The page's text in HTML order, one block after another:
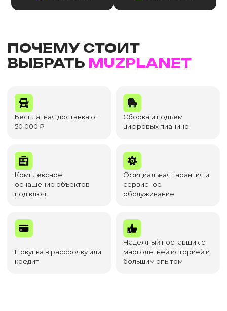
ПОЧЕМУ СТОИТ
ВЫБРАТЬ MUZPLANET
Бесплатная доставка от
50 000 ₽
Сборка и подъем
цифровых пианино
Комплексное
оснащение объектов
под ключ
Официальная гарантия и
сервисное
обслуживание
Покупка в рассрочку или
кредит
Надежный поставщик с
многолетней историей и
большим опытом